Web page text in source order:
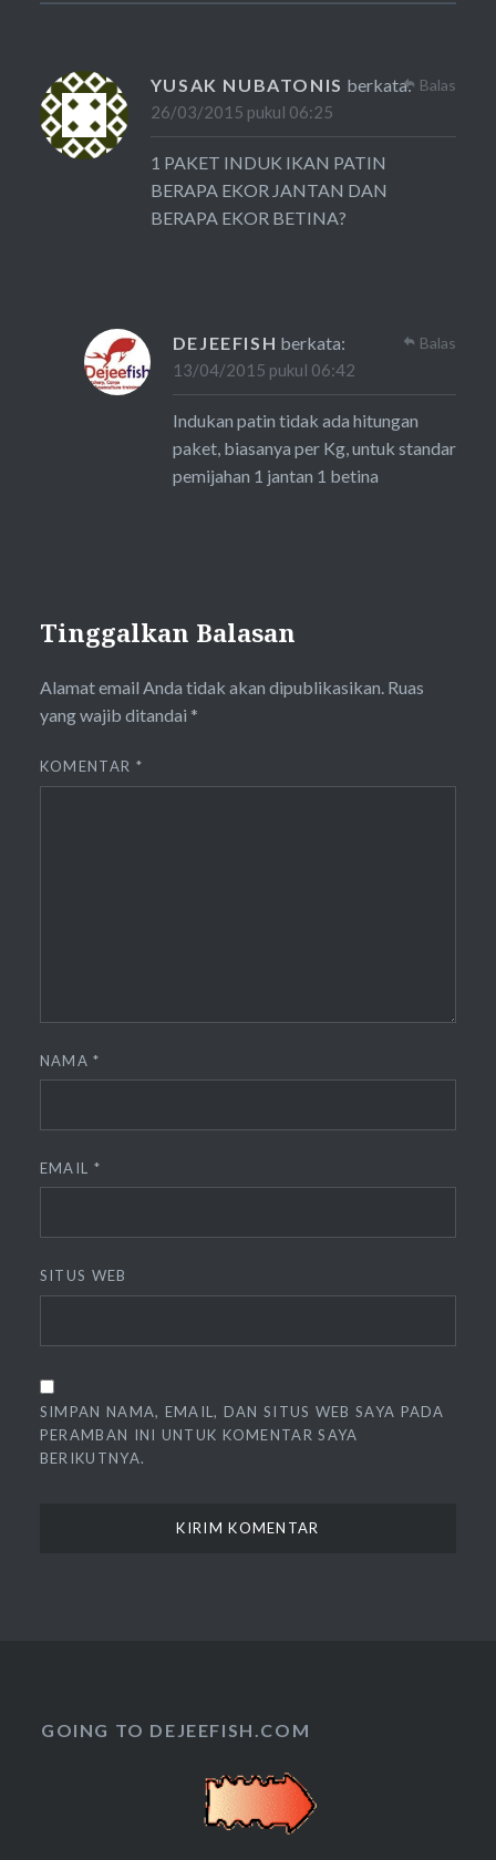
YUSAK NUBATONIS berkata:
26/03/2015 pukul 06:25
1 PAKET INDUK IKAN PATIN
BERAPA EKOR JANTAN DAN
BERAPA EKOR BETINA?
Balas
DEJEEFISH berkata:
13/04/2015 pukul 06:42
Indukan patin tidak ada hitungan
paket, biasanya per Kg, untuk standar
pemijahan 1 jantan 1 betina
Balas
Tinggalkan Balasan
Alamat email Anda tidak akan dipublikasikan. Ruas
yang wajib ditandai *
KOMENTAR *
NAMA*
EMAIL *
SITUS WEB
SIMPAN NAMA, EMAIL, DAN SITUS WEB SAYA PADA
PERAMBAN INI UNTUK KOMENTAR SAYA
BERIKUTNYA.
GOING TO DEJEEFISH.COM